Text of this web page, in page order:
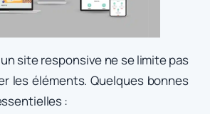
site responsive ne se limite pas
les éléments. Quelques bonnes
: